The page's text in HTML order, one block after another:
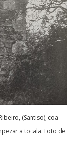
(Santiso), coa
a tocala. Foto de